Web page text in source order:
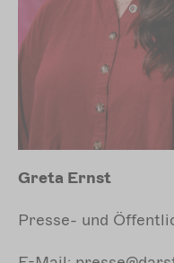
Greta Ernst
Presse- und